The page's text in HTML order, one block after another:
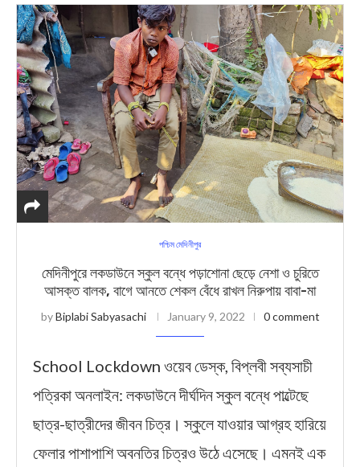
পশ্চিম মেদিনীপুর
মেদিনীপুরে লকডাউনে স্কুল বন্ধে পড়াশোনা ছেড়ে নেশা ও চুরিতে
আসক্ত বালক, বাগে আনতে শেকল বেঁধে রাখল নিরুপায় বাবা-মা
byBiplabi Sabyasachi January 9, 2022 0 comment
School Lockdown ওয়েব ডেস্ক, বিপ্লবী সব্যসাচী
পত্রিকা অনলাইন: লকডাউনে দীর্ঘদিন স্কুল বন্ধে পাল্টেছে
ছাত্র-ছাত্রীদের জীবন চিত্র। স্কুলে যাওয়ার আগ্রহ হারিয়ে
ফেলার পাশাপাশি অবনতির চিত্রও উঠে এসেছে। এমনই এক